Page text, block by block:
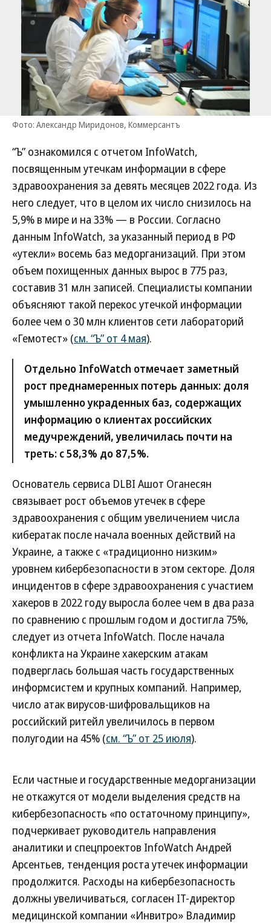
Фото: Александр Миридонов, Коммерсантъ
“Ъ” ознакомился с отчетом InfoWatch,
посвященным утечкам информации в сфере
здравоохранения за девять месяцев 2022 года. Из
него следует, что в целом их число снизилось на
5,9% в мире и на 33% — в России. Согласно
данным InfoWatch, за указанный период в РФ
«утекли» восемь баз медорганизаций. При этом
объем похищенных данных вырос в 775 раз,
составив 31 млн записей. Специалисты компании
объясняют такой перекос утечкой информации
более чем о 30 млн клиентов сети лабораторий
«Гемотест» (см. “Ъ” от 4 мая).
Отдельно InfoWatch отмечает заметный
рост преднамеренных потерь данных: доля
умышленно украденных баз, содержащих
информацию о клиентах российских
медучреждений, увеличилась почти на
треть: с 58,3% до 87,5%.
Основатель сервиса DLBI Ашот Оганесян
связывает рост объемов утечек в сфере
здравоохранения с общим увеличением числа
кибератак после начала военных действий на
Украине, а также с «традиционно низким»
уровнем кибербезопасности в этом секторе. Доля
инцидентов в сфере здравоохранения с участием
хакеров в 2022 году выросла более чем в два раза
по сравнению с прошлым годом и достигла 75%,
следует из отчета InfoWatch. После начала
конфликта на Украине хакерским атакам
подверглась большая часть государственных
информсистем и крупных компаний. Например,
число атак вирусов-шифровальщиков на
российский ритейл увеличилось в первом
полугодии на 45% (см. “Ъ” от 25 июля).
Если частные и государственные медорганизации
не откажутся от модели выделения средств на
кибербезопасность «по остаточному принципу»,
подчеркивает руководитель направления
аналитики и спецпроектов InfoWatch Андрей
Арсентьев, тенденция роста утечек информации
продолжится. Расходы на кибербезопасность
должны увеличиваться, согласен IT-директор
медицинской компании «Инвитро» Владимир